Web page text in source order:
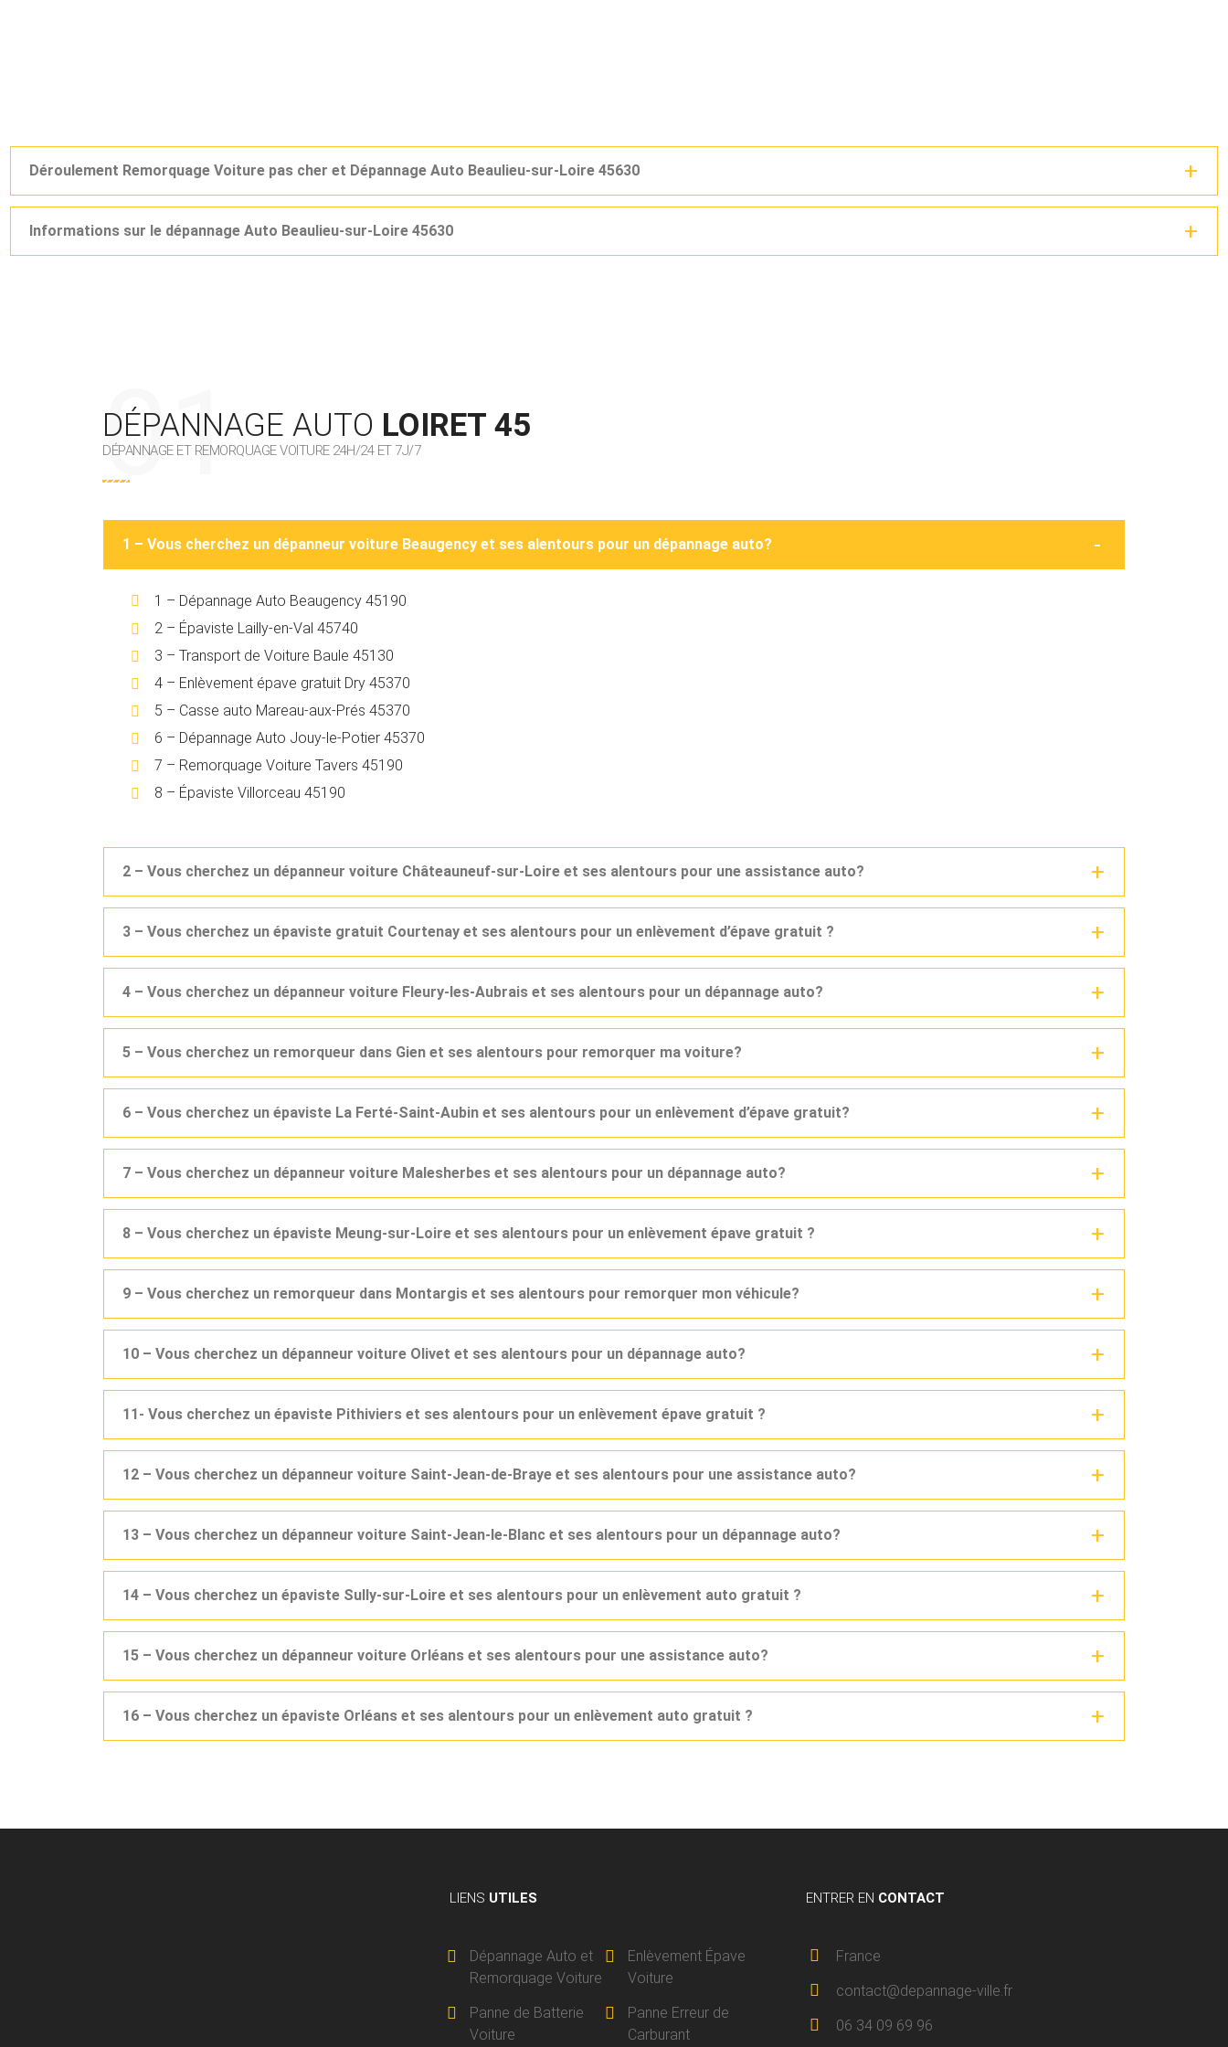
Déroulement Remorquage Voiture pas cher et Dépannage Auto Beaulieu-sur-Loire 45630
Informations sur le dépannage Auto Beaulieu-sur-Loire 45630
DÉPANNAGE AUTO LOIRET 45
DÉPANNAGE ET REMORQUAGE VOITURE 24H/24 ET 7J/7
1 – Vous cherchez un dépanneur voiture Beaugency et ses alentours pour un dépannage auto?
1 – Dépannage Auto Beaugency 45190
2 – Épaviste Lailly-en-Val 45740
3 – Transport de Voiture Baule 45130
4 – Enlèvement épave gratuit Dry 45370
5 – Casse auto Mareau-aux-Prés 45370
6 – Dépannage Auto Jouy-le-Potier 45370
7 – Remorquage Voiture Tavers 45190
8 – Épaviste Villorceau 45190
2 – Vous cherchez un dépanneur voiture Châteauneuf-sur-Loire et ses alentours pour une assistance auto?
3 – Vous cherchez un épaviste gratuit Courtenay et ses alentours pour un enlèvement d’épave gratuit ?
4 – Vous cherchez un dépanneur voiture Fleury-les-Aubrais et ses alentours pour un dépannage auto?
5 – Vous cherchez un remorqueur dans Gien et ses alentours pour remorquer ma voiture?
6 – Vous cherchez un épaviste La Ferté-Saint-Aubin et ses alentours pour un enlèvement d’épave gratuit?
7 – Vous cherchez un dépanneur voiture Malesherbes et ses alentours pour un dépannage auto?
8 – Vous cherchez un épaviste Meung-sur-Loire et ses alentours pour un enlèvement épave gratuit ?
9 – Vous cherchez un remorqueur dans Montargis et ses alentours pour remorquer mon véhicule?
10 – Vous cherchez un dépanneur voiture Olivet et ses alentours pour un dépannage auto?
11- Vous cherchez un épaviste Pithiviers et ses alentours pour un enlèvement épave gratuit ?
12 – Vous cherchez un dépanneur voiture Saint-Jean-de-Braye et ses alentours pour une assistance auto?
13 – Vous cherchez un dépanneur voiture Saint-Jean-le-Blanc et ses alentours pour un dépannage auto?
14 – Vous cherchez un épaviste Sully-sur-Loire et ses alentours pour un enlèvement auto gratuit ?
15 – Vous cherchez un dépanneur voiture Orléans et ses alentours pour une assistance auto?
16 – Vous cherchez un épaviste Orléans et ses alentours pour un enlèvement auto gratuit ?
LIENS UTILES
Dépannage Auto et
Remorquage Voiture
Enlèvement Épave
Voiture
Panne de Batterie
Voiture
Panne Erreur de
Carburant
ENTRER EN CONTACT
France
contact@depannage-ville.fr
06 34 09 69 96